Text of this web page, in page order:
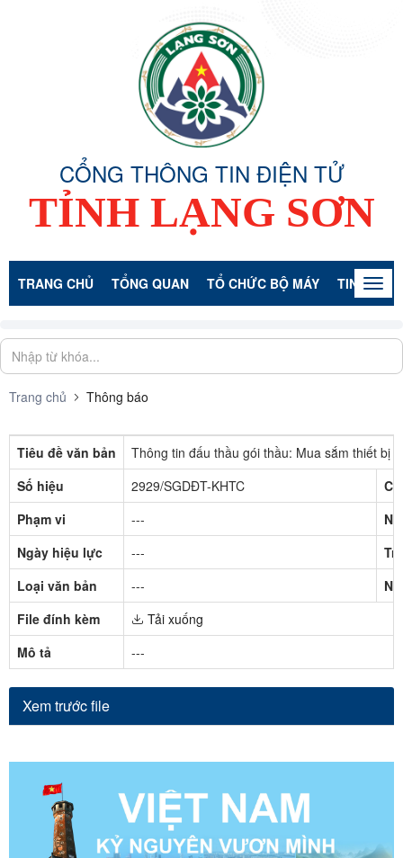
CỔNG THÔNG TIN ĐIỆN TỬ
TỈNH LẠNG SƠN
TRANG CHỦ TỔNG QUAN TỔ CHỨC BỘ MÁY TIN TỨC -
Trang chủ Thông báo
Tiêu đề văn bản
Thông tin đấu thầu gói thầu: Mua sắm thiết bị
Số hiệu
2929/SGDĐT-KHTC
Phạm vi
---
Ngày hiệu lực
---
Loại văn bản
---
File đính kèm
Tải xuống
Mô tả
---
Xem trước file